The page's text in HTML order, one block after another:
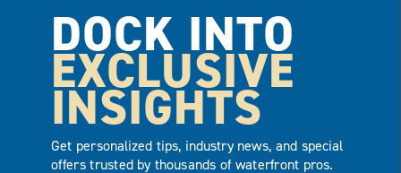
excursions en canotage. Les lacs et les rivières sont les
plus chauds pendant cette période, ce qui la rend
agréable pour toutes sortes d’activités nautiques.
Vous voudrez vous habiller confortablement avec un
short et un t-shirt ou un maillot de bain, mais assurez-
vous d’avoir une protection solaire avec un chapeau, des
DOCK INTO
EXCLUSIVE
INSIGHTS
Get personalized tips, industry news, and special
offers trusted by thousands of waterfront pros.